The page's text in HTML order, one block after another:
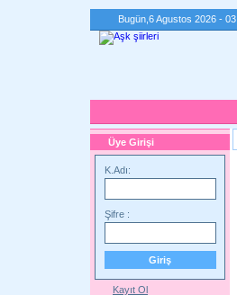
Bugün, 6 Agustos 2026 -
Üye Girişi
K.Adı:
Şifre :
Kayıt Ol